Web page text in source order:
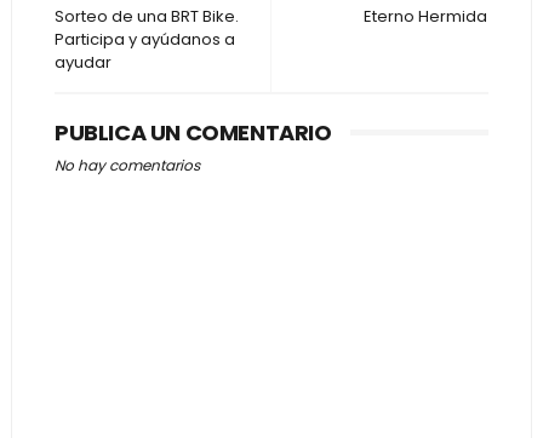
Eterno Hermida
Sorteo de una BRT Bike.
Participa y ayúdanos a
ayudar
PUBLICA UN COMENTARIO
No hay comentarios